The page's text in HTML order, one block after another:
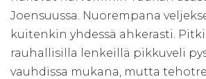
Joensuussa. Nuorempana
kuitenkin yhdessä ahkerasti.
rauhallisilla lenkeillä pikkuveli
vauhdissa mukana, mutta